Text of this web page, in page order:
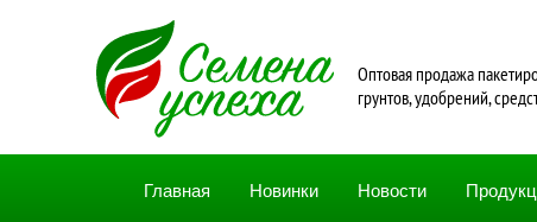
Oптовая продажа
грунтов, удобрений,
Главная Новинки Новости